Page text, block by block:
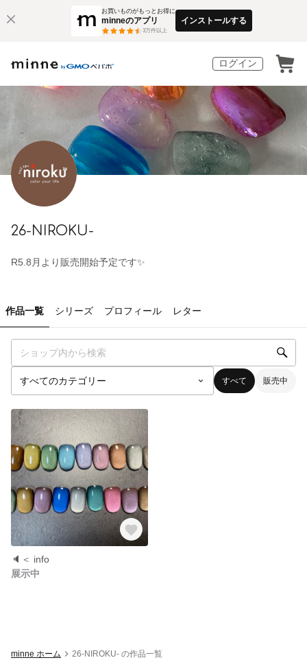
お買いものがもっとお得に
minneのアプリ
3万件以上
インストールする
ログイン
26-NIROKU-
R5.8月より販売開始予定です✨
作品一覧 シリーズ プロフィール レター
すべて 販売中
🔈＜ info
展示中
minne ホーム 26-NIROKU- の作品一覧